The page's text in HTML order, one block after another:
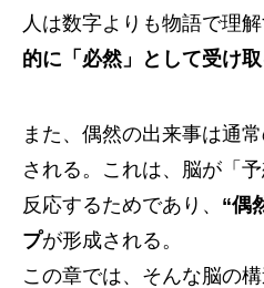
人は数字よりも物語で理解
的に「必然」として受け
また、偶然の出来事は通
される。これは、脳が「
反応するためであり、 “偶
プが形成される。
この章では、そんな脳の